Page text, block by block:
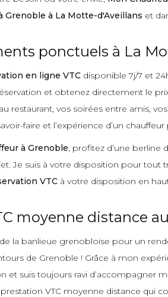
Grenoble à La Motte-d'Aveillans et
ponctuels à La
en ligne VTC disponible 7j/7 et
et obtenez directement le
restaurant, vos soirées entre amis,
faire et l’expérience d’un
à Grenoble, profitez d’une berline
Je suis à votre disposition pour tout
VTC à votre disposition en
moyenne distance
la banlieue grenobloise pour un
de Grenoble ! Grâce à mon
et suis toujours ravi d’accompagner
VTC moyenne distance qui